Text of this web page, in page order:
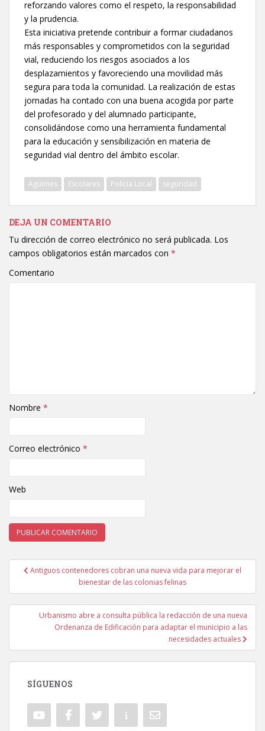
reforzando valores como el respeto, la responsabilidad
y la prudencia.
Esta iniciativa pretende contribuir a formar ciudadanos
más responsables y comprometidos con la seguridad
vial, reduciendo los riesgos asociados a los
desplazamientos y favoreciendo una movilidad más
segura para toda la comunidad. La realización de estas
jornadas ha contado con una buena acogida por parte
del profesorado y del alumnado participante,
consolidándose como una herramienta fundamental
para la educación y sensibilización en materia de
seguridad vial dentro del ámbito escolar.
Agüimes Escolares Policia Local seguridad
DEJA UN COMENTARIO
Tu dirección de correo electrónico no será publicada. Los
campos obligatorios están marcados con *
Comentario
Nombre *
Correo electrónico *
Web
Navegación de entradas
Antiguos contenedores cobran una nueva vida para mejorar el
bienestar de las colonias felinas
Urbanismo abre a consulta pública la redacción de una nueva
Ordenanza de Edificación para adaptar el municipio a las
necesidades actuales
SÍGUENOS